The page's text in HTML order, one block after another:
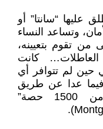
عليها “سانتا” أو
وتساعد النساء
تقوم بتعيينه،
كانت
حين لم تتوافر أي
عدا عن طريق
ستيفين. لقد أحضرت حمولة من 1500 حصة”